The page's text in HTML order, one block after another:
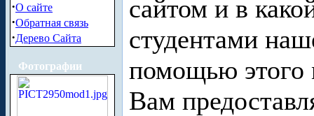
·О сайте
·Обратная связь
·Дерево Сайта
Фотографии
сайтом и в
студентами
помощью этого
Вам